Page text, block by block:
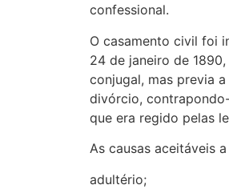
confessional.
O casamento civil foi
24 de janeiro de
conjugal, mas previa
divórcio,
que era regido pelas
As causas aceitáveis
adultério;